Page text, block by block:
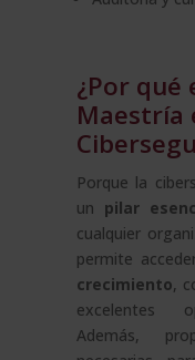
¿Por qué
Maestría
Porque la
un pilar
cualquier
permite
crecimiento,
excelentes
Además,